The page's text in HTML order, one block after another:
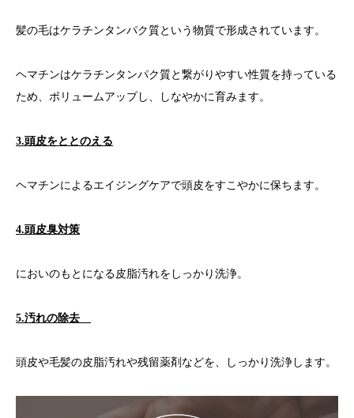
髪の毛はケラチンタンパク質という物質で形成されています。
ヘマチンはケラチンタンパク質と繋がりやすい性質を持っている
ため、ボリュームアップし、しなやかに育みます。
3.頭皮をととのえる
ヘマチンによるエイジングケアで頭皮をすこやかに保ちます。
4.頭皮臭対策
においのもとになる皮脂汚れをしっかり洗浄。
5.汚れの除去
頭皮や毛髪の皮脂汚れや残留薬剤などを、しっかり洗浄します。